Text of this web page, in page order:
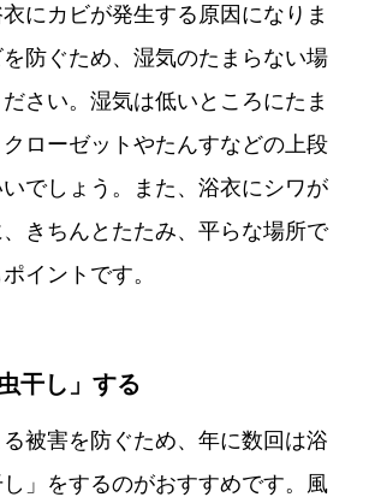
にカビが発生する原因になりま
防ぐため、湿気のたまらない場
さい。湿気は低いところにたま
ローゼットやたんすなどの上段
でしょう。また、浴衣にシワが
きちんとたたみ、平らな場所で
イントです。
干し」する
被害を防ぐため、年に数回は浴
」をするのがおすすめです。風